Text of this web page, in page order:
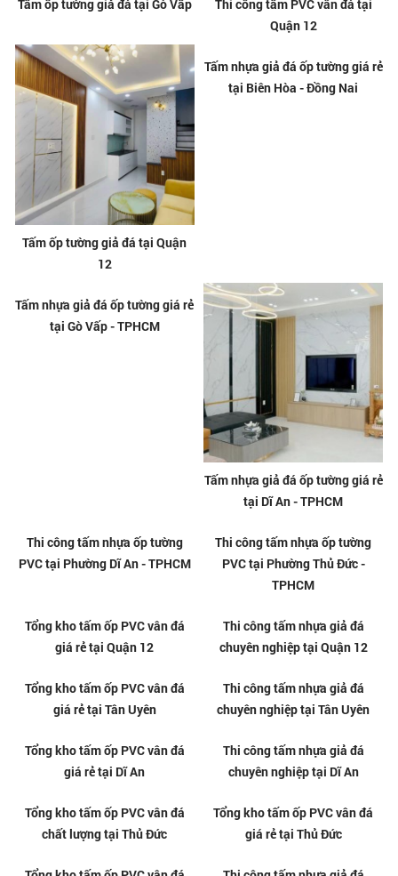
Tấm ốp tường giả đá tại Gò Vấp
Thi công tấm PVC vân đá tại
Quận 12
Tấm ốp tường giả đá tại Quận
12
Tấm nhựa giả đá ốp tường giá rẻ
tại Dĩ An - TPHCM
Thi công tấm nhựa ốp tường
Thi công tấm nhựa ốp tường
TPHCM